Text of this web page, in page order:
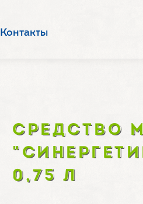
Контакты
СРЕДСТВО
0,75 Л